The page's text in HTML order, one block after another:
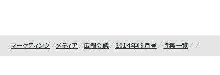
マーケティング メディア 広報会議 2014年09月号 特集一覧